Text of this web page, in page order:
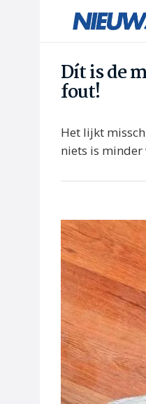
Dít is de
fout!
Het lijkt
niets is minder